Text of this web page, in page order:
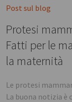
Post sul blog
Protesi
Fatti per le
la maternità
Le protesi
La buona notizia è